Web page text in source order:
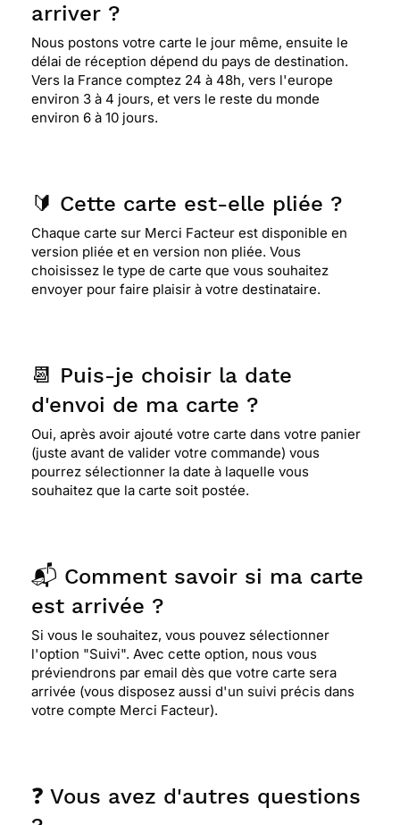
arriver ?
Nous postons votre carte le jour même, ensuite le
délai de réception dépend du pays de destination.
Vers la France comptez 24 à 48h, vers l'europe
environ 3 à 4 jours, et vers le reste du monde
environ 6 à 10 jours.
🔰 Cette carte est-elle pliée ?
Chaque carte sur Merci Facteur est disponible en
version pliée et en version non pliée. Vous
choisissez le type de carte que vous souhaitez
envoyer pour faire plaisir à votre destinataire.
📆 Puis-je choisir la date
d'envoi de ma carte ?
Oui, après avoir ajouté votre carte dans votre panier
(juste avant de valider votre commande) vous
pourrez sélectionner la date à laquelle vous
souhaitez que la carte soit postée.
📬 Comment savoir si ma carte
est arrivée ?
Si vous le souhaitez, vous pouvez sélectionner
l'option "Suivi". Avec cette option, nous vous
préviendrons par email dès que votre carte sera
arrivée (vous disposez aussi d'un suivi précis dans
votre compte Merci Facteur).
❓ Vous avez d'autres questions